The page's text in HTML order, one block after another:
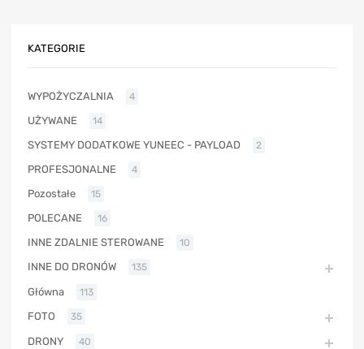
KATEGORIE
WYPOŻYCZALNIA 4
UŻYWANE 14
SYSTEMY DODATKOWE YUNEEC - PAYLOAD 2
PROFESJONALNE 4
Pozostałe 15
POLECANE 16
INNE ZDALNIE STEROWANE 10
INNE DO DRONÓW 135
Główna 113
FOTO 35
DRONY 40